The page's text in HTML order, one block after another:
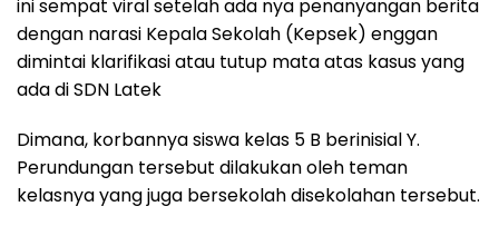
ini sempat viral setelah ada nya penanyangan berita
dengan narasi Kepala Sekolah (Kepsek) enggan
dimintai klarifikasi atau tutup mata atas kasus yang
ada di SDN Latek
Dimana, korbannya siswa kelas 5 B berinisial Y.
Perundungan tersebut dilakukan oleh teman
kelasnya yang juga bersekolah disekolahan tersebut.